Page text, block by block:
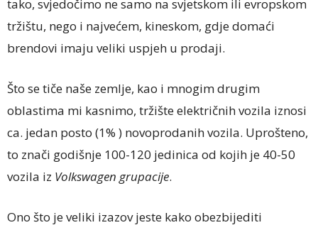
tako, svjedočimo ne samo na svjetskom ili evropskom
tržištu, nego i najvećem, kineskom, gdje domaći
brendovi imaju veliki uspjeh u prodaji.
Što se tiče naše zemlje, kao i mnogim drugim
oblastima mi kasnimo, tržište električnih vozila iznosi
ca. jedan posto (1% ) novoprodanih vozila. Uprošteno,
to znači godišnje 100-120 jedinica od kojih je 40-50
vozila iz Volkswagen grupacije.
Ono što je veliki izazov jeste kako obezbijediti